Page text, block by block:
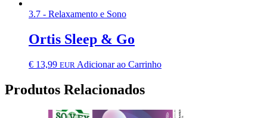
3.7 - Relaxamento e Sono
Ortis Sleep & Go
€ 13,99 EUR Adicionar ao Carrinho
Produtos Relacionados